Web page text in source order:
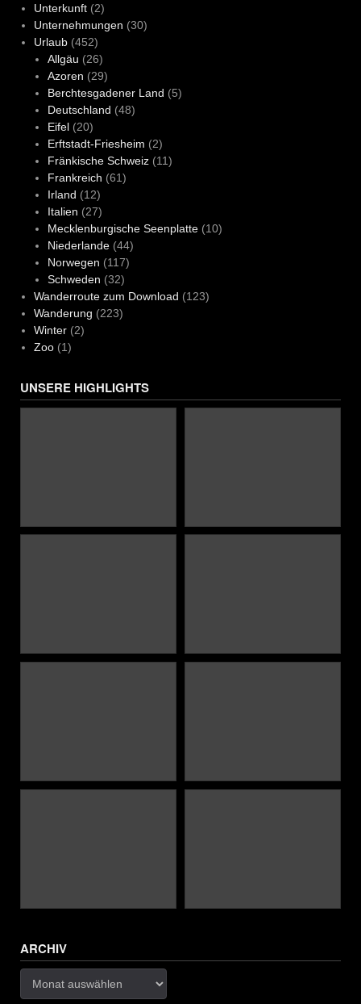
Unterkunft(2)
Unternehmungen (30)
Urlaub(452)
Allgäu (26)
Azoren (29)
Berchtesgadener Land (5)
Deutschland (48)
Eifel(20)
Erftstadt-Friesheim (2)
Fränkische Schweiz(11)
Frankreich (61)
Irland (12)
Italien (27)
Mecklenburgische Seenplatte(10)
Niederlande(44)
Norwegen (117)
Schweden (32)
Wanderroute zum Download (123)
Wanderung (223)
Winter(2)
Zoo(1)
UNSERE HIGHLIGHTS
ARCHIV